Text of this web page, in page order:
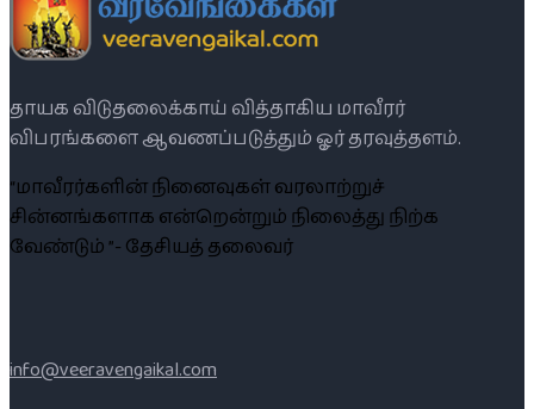
தாயக விடுதலைக்காய் வித்தாகிய மாவீரர்
விபரங்களை ஆவணப்படுத்தும் ஓர் தரவுத்தளம்.
“மாவீரர்களின் நினைவுகள் வரலாற்றுச்
சின்னங்களாக என்றென்றும் நிலைத்து நிற்க
வேண்டும் ”- தேசியத் தலைவர்
info@veeravengaikal.com